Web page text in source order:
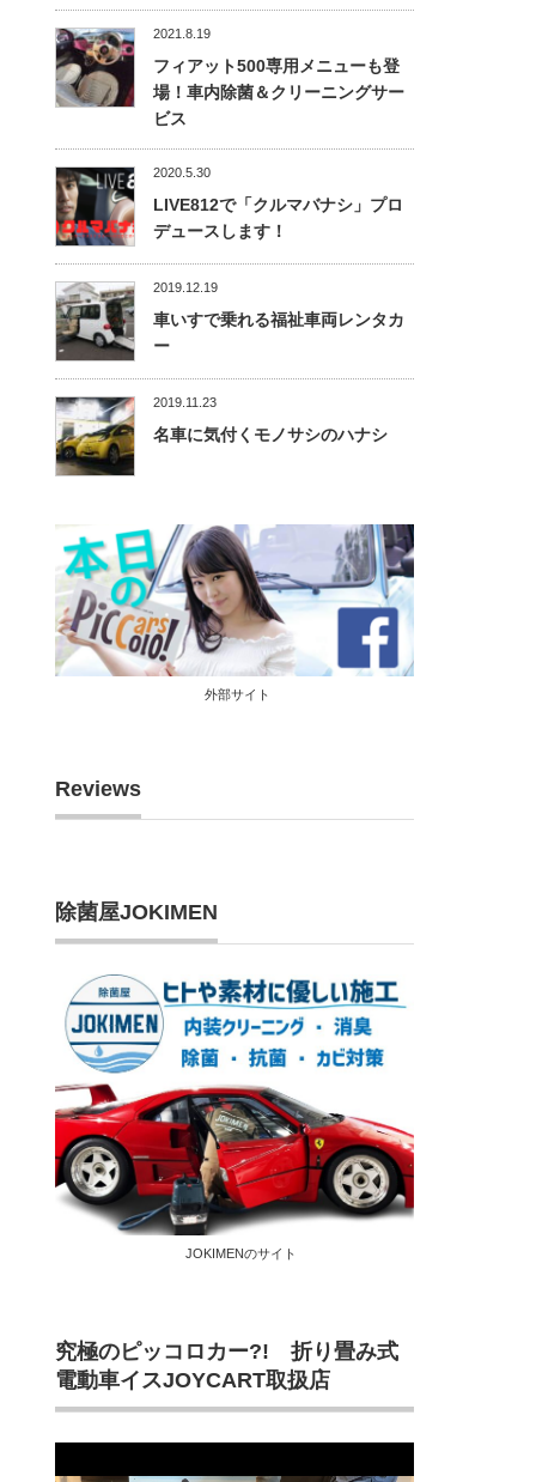
2021.8.19
フィアット500専用メニューも登
場！車内除菌＆クリーニングサー
ビス
2020.5.30
LIVE812で「クルマバナシ」プロ
デュースします！
2019.12.19
車いすで乗れる福祉車両レンタカ
ー
2019.11.23
名車に気付くモノサシのハナシ
外部サイト
Reviews
除菌屋JOKIMEN
JOKIMENのサイト
究極のピッコロカー?! 折り畳み式
電動車イスJOYCART取扱店